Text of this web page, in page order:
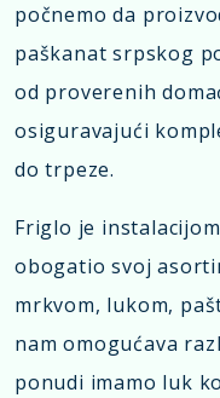
počnemo da
paškanat srpskog
od proverenih
osiguravajući
do trpeze.
Friglo je
obogatio svoj
mrkvom, lukom,
nam omogućava
ponudi imamo luk